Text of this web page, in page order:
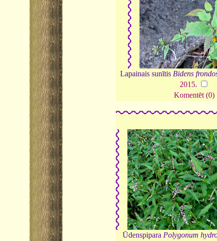
Lapainais sunītis Bidens
2015.
Komentēt (0)
Ūdenspipara Polygonum